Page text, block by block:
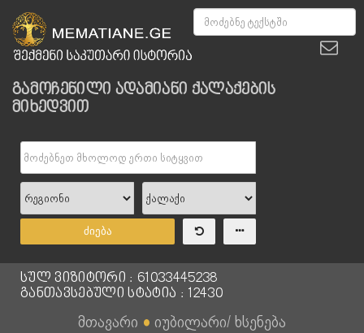
გამოჩენილი ადამიანი ქალაქების
მიხედვით
ძიება
სულ ვიზიტორი : 61033445238
განთავსებული სტატია : 12430
მთავარი ● იუბილარი/ ხსენება